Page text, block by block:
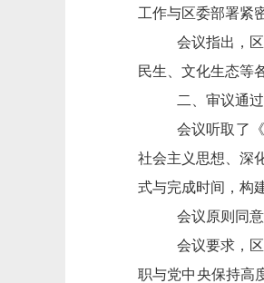
工作与区委部署紧
会议指出，
民生、文化生态等
二、审议通
会议听取了
社会主义思想、深
式与完成时间，构
会议原则同意
会议要求，
职与党中央保持高